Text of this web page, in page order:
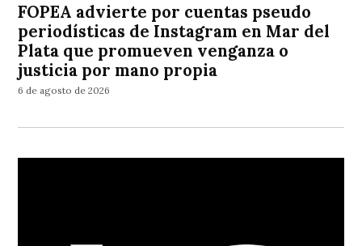
FOPEA advierte por cuentas pseudo
periodísticas de Instagram en Mar del
Plata que promueven venganza o
justicia por mano propia
6 de agosto de 2026